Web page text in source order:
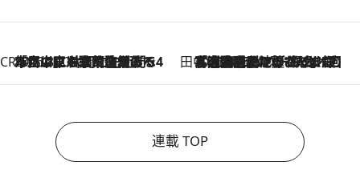
CREA'S CHOICE
2026.8.7
「立川にも歌舞伎があるんだよ」 片岡仁左衛門・市川中車ら豪華座組みで4年目の立川立飛歌舞伎へ 田中稲の勝手に再ブーム
2026.8.7
「湘南乃風に憧れて」観客大盛上がりの“タオル回し”に、ラッパー顔負けの高速歌唱まで…さだまさし（74）のアグレッシブすぎる現在地
連載 TOP